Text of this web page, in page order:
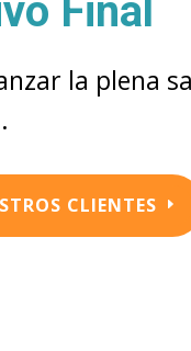
Final
la plena
CLIENTES